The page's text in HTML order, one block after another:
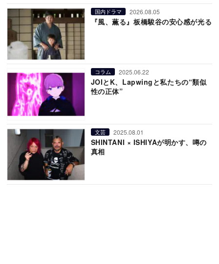
国内ドラマ 2026.08.05
『風、薫る』板橋駿谷の安心感が光る
コラム 2025.06.22
JOIとK、Lapwingと私たちの“類似
性の正体”
文芸 2025.08.01
SHINTANI × ISHIYAが明かす、噂の
真相